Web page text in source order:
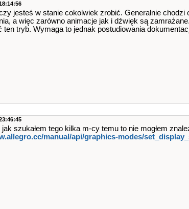
jesteś w stanie cokolwiek zrobić. Generalnie
a więc zarówno animacje jak i dźwięk są
ten tryb. Wymaga to jednak postudiowania
jak szukałem tego kilka m-cy temu to nie mogłem
manual/api/graphics-modes/